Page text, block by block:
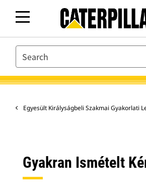
SEARCH
Egyesült Királyságbeli Szakmai Gyakorlati
Gyakran Ismételt